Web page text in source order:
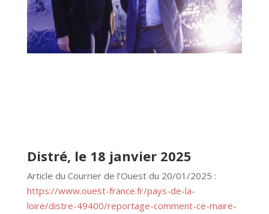
Distré, le 18 janvier 2025
Article du Courrier de l’Ouest du 20/01/2025 :
https://www.ouest-france.fr/pays-de-la-
loire/distre-49400/reportage-comment-ce-maire-